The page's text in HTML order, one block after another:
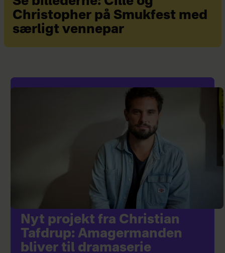
Christopher på Smukfest med
særligt vennepar
Nyt projekt fra Christian
Tafdrup: Amagermanden
bliver til dramaserie